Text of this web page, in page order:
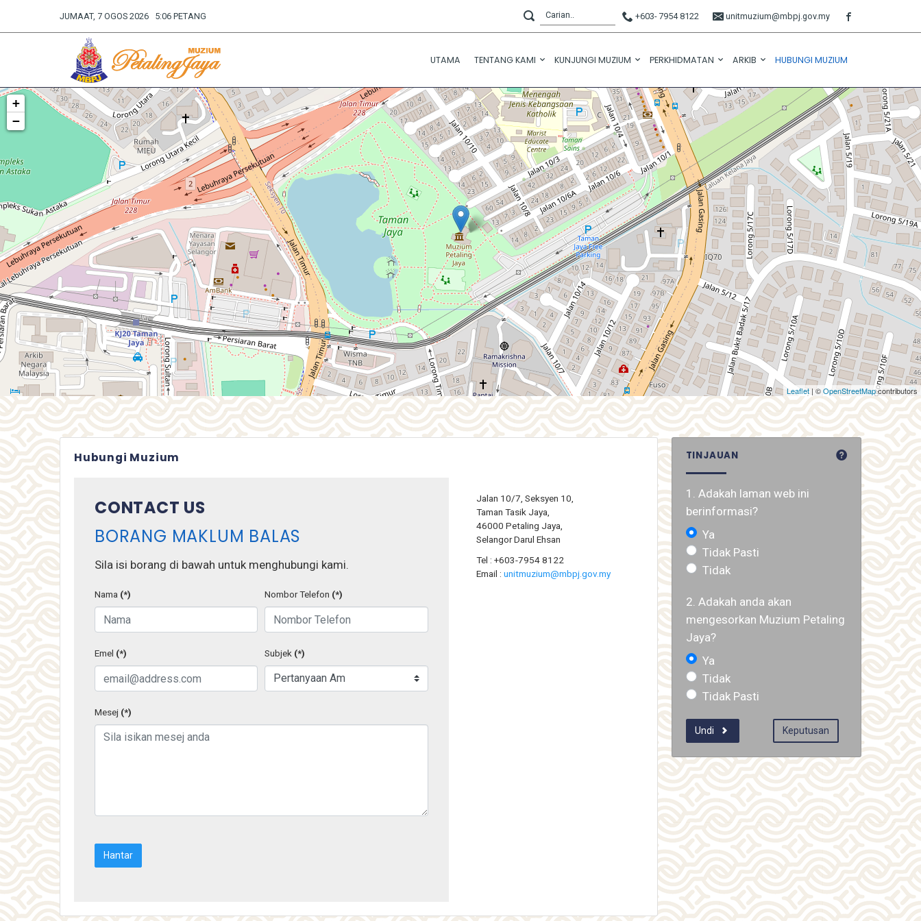
JUMAAT, 7 OGOS 2026 5:06 PETANG +603- 7954 8122 unitmuzium@mbpj.gov.my
UTAMA TENTANG KAMI KUNJUNGI MUZIUM PERKHIDMATAN ARKIB HUBUNGI MUZIUM
+
−
Leaflet | ©OpenStreetMapcontributors
Hubungi Muzium
CONTACT US
BORANG MAKLUM BALAS
Sila isi borang di bawah untuk menghubungi kami.
Nama (*)
Emel (*)
Nombor Telefon (*)
Subjek (*)
Mesej (*)
Hantar
Jalan 10/7, Seksyen 10,
Taman Tasik Jaya,
46000 Petaling Jaya,
Selangor Darul Ehsan
Tel : +603-7954 8122
Email : unitmuzium@mbpj.gov.my
TINJAUAN
1. Adakah laman web ini
berinformasi?
Ya
Tidak Pasti
Tidak
2. Adakah anda akan
mengesorkan Muzium Petaling
Jaya?
Ya
Tidak
Tidak Pasti
Undi Keputusan